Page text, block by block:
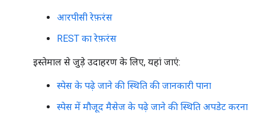
आरपीसी रेफ़रंस
REST का रेफ़रंस
इस्तेमाल से जुड़े उदाहरण के लिए, यहां जाएं:
स्पेस के पढ़े जाने की स्थिति की जानकारी पाना
स्पेस में मौजूद मैसेज के पढ़े जाने की स्थिति अपडेट करना